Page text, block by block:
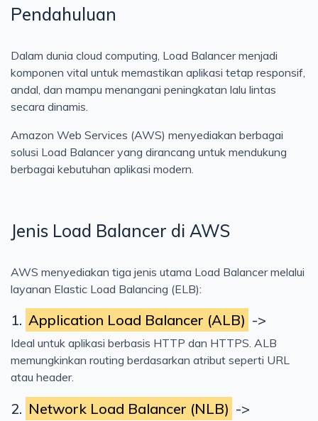
Cloud
Jaringan
Testing
Kerja
Artificial Intelligence
Pendahuluan
Dalam dunia cloud computing, Load Balancer menjadi
komponen vital untuk memastikan aplikasi tetap responsif,
andal, dan mampu menangani peningkatan lalu lintas
secara dinamis.
Amazon Web Services (AWS) menyediakan berbagai
solusi Load Balancer yang dirancang untuk mendukung
berbagai kebutuhan aplikasi modern.
Jenis Load Balancer di AWS
AWS menyediakan tiga jenis utama Load Balancer melalui
layanan Elastic Load Balancing (ELB):
1. Application Load Balancer (ALB) ->
Ideal untuk aplikasi berbasis HTTP dan HTTPS. ALB
memungkinkan routing berdasarkan atribut seperti URL
atau header.
2. Network Load Balancer (NLB) ->